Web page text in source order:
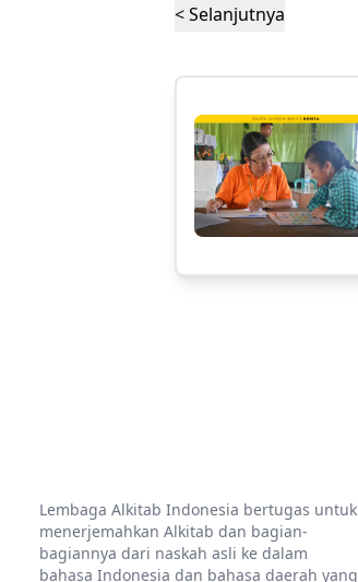
< Selanjutnya
Lembaga Alkitab Indonesia bertugas untuk
menerjemahkan Alkitab dan bagian-
bagiannya dari naskah asli ke dalam
bahasa Indonesia dan bahasa daerah yang